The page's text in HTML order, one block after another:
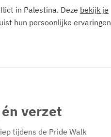
in Palestina. Deze bekijk je
hun persoonlijke ervaringen
verzet
tijdens de Pride Walk